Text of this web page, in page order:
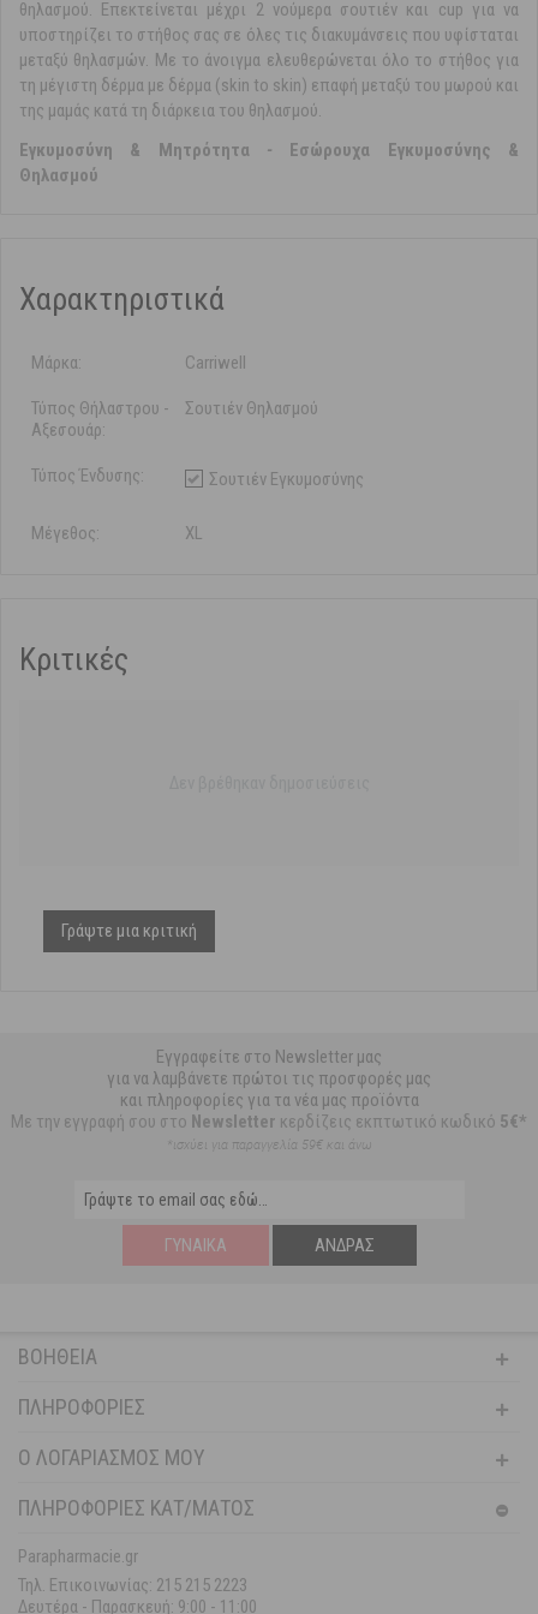
θηλασμού. Επεκτείνεται μέχρι 2 νούμερα σουτιέν και cup για να
υποστηρίζει το στήθος σας σε όλες τις διακυμάνσεις που υφίσταται
μεταξύ θηλασμών. Με το άνοιγμα ελευθερώνεται όλο το στήθος για
τη μέγιστη δέρμα με δέρμα (skin to skin) επαφή μεταξύ του μωρού και
της μαμάς κατά τη διάρκεια του θηλασμού.
Εγκυμοσύνη & Μητρότητα - Εσώρουχα Εγκυμοσύνης &
Θηλασμού
Χαρακτηριστικά
Μάρκα: Carriwell
Τύπος Θήλαστρου -
Αξεσουάρ:
Σουτιέν Θηλασμού
Τύπος Ένδυσης: Σουτιέν Εγκυμοσύνης
Μέγεθος: XL
Κριτικές
Γράψτε μια κριτική
Εγγραφείτε στο Newsletter μας
για να λαμβάνετε πρώτοι τις προσφορές μας
και πληροφορίες για τα νέα μας προϊόντα
Με την εγγραφή σου στο Newsletter κερδίζεις εκπτωτικό κωδικό 5€*
*ισχύει για παραγγελία 59€ και άνω
ΓΥΝΑΊΚΑ ΆΝΔΡΑΣ
ΒΟΉΘΕΙΑ
ΠΛΗΡΟΦΟΡΊΕΣ
Ο ΛΟΓΑΡΙΑΣΜΌΣ ΜΟΥ
ΠΛΗΡΟΦΟΡΙΕΣ ΚΑΤ/ΜΑΤΟΣ
Parapharmacie.gr
Τηλ. Επικοινωνίας: 215 215 2223
Δευτέρα - Παρασκευή: 9:00 - 11:00